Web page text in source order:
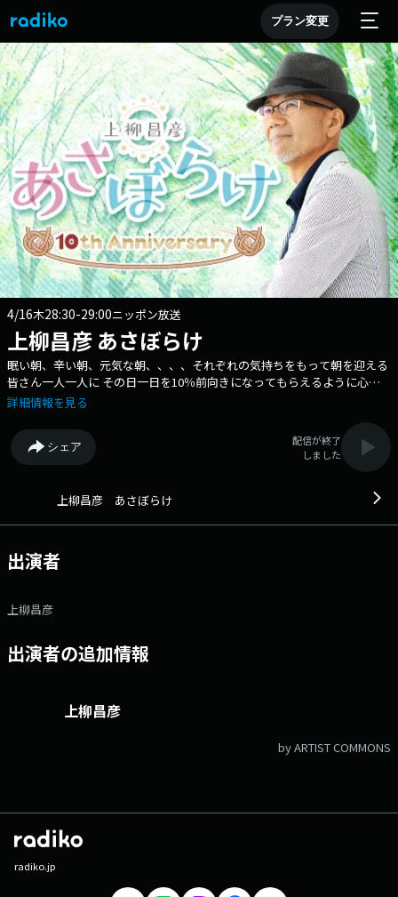
プラン変更
4/16木28:30-29:00ニッポン放送
上柳昌彦 あさぼらけ
眠い朝、辛い朝、元気な朝、、、、それぞれの気持ちをもって朝を迎える
皆さん一人一人に その日一日を10％前向きになってもらえるように心が
けているトークラジオ ■放送時間 （月）5:00～6:00 （火～金）
金） ▼5:00 5時のオープニング ▼5:05 ニュース ▼5:20頃 「食は生き
る力 今朝も元気にいただきます」（月・金） ▼5:20頃 街にあふれるち
ょっとしたいい話を朗読する「あけの語りびと」（水） ▼5:20頃 観音温
チョキ ▼5:57 エンディングメールアドレス： ue@1242.com 番組
詳細情報を見る
シェア
配信が終了
しました
上柳昌彦 あさぼらけ
出演者
上柳昌彦
出演者の追加情報
上柳昌彦
by ARTIST COMMONS
radiko.jp